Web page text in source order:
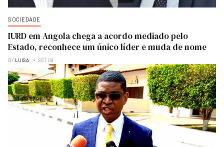
SOCIEDADE
IURD em Angola chega a acordo mediado pelo
Estado, reconhece um único líder e muda de nome
BY LUISA SET 08